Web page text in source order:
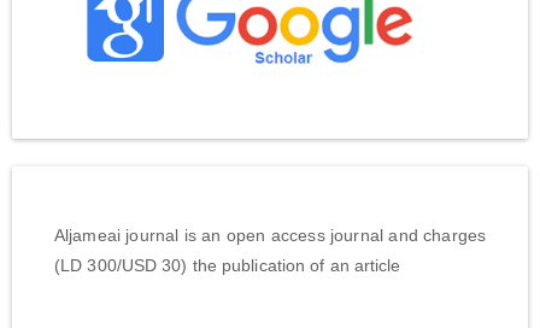
Aljameai journal is an open access journal and charges
(LD 300/USD 30) the publication of an article